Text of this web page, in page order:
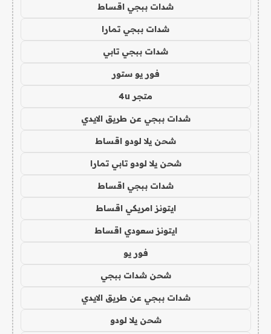
شدات ببجي اقساط
شدات ببجي تمارا
شدات ببجي تابي
فور يو ستور
متجر 4u
شدات ببجي عن طريق الايدي
شحن يلا لودو اقساط
شحن يلا لودو تابي تمارا
شدات ببجي اقساط
ايتونز امريكي اقساط
ايتونز سعودي اقساط
فور يو
شحن شدات ببجي
شدات ببجي عن طريق الايدي
شحن يلا لودو